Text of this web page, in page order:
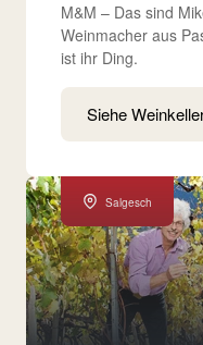
M&M – Das sind
Weinmacher aus
ist ihr Ding.
Siehe
Salgesch